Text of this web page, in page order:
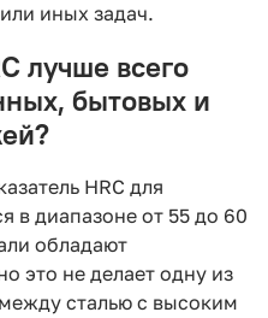
иных задач.
лучше всего
бытовых и
HRC для
в диапазоне от 55 до 60
обладают
это не делает одну из
сталью с высоким